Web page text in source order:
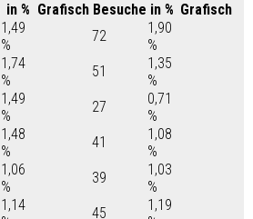
in % Grafisch Besuche in % Grafisch
1,49
%
72
1,90
%
1,74
%
51
1,35
%
1,49
%
27
0,71
%
1,48
%
41
1,08
%
1,06
%
39
1,03
%
1,14
45
1,19